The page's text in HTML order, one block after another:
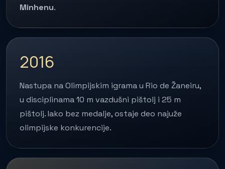
Minhenu.
2016
Nastupa na Olimpijskim igrama u Rio de Žaneiru,
u disciplinama 10 m vazdušni pištolj i 25 m
pištolj. Iako bez medalje, ostaje deo najuže
olimpijske konkurencije.